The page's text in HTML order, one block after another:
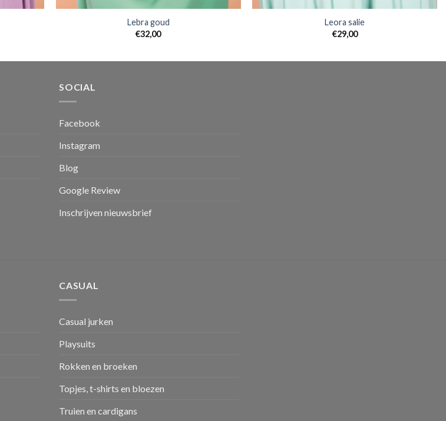
Lebra goud
€32,00
Leora salie
€29,00
SOCIAL
Facebook
Instagram
Blog
Google Review
Inschrijven nieuwsbrief
CASUAL
Casual jurken
Playsuits
Rokken en broeken
Topjes, t-shirts en bloezen
Truien en cardigans